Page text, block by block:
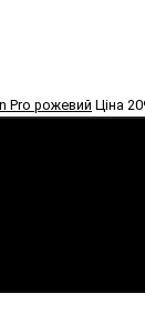
Pro рожевий Ціна